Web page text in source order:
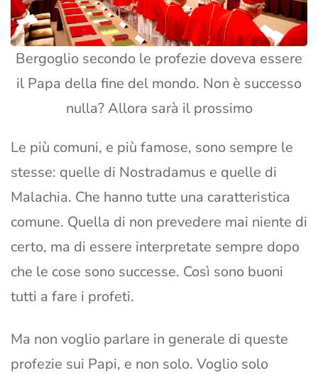
Bergoglio secondo le profezie doveva essere
il Papa della fine del mondo. Non è successo
nulla? Allora sarà il prossimo
Le più comuni, e più famose, sono sempre le
stesse: quelle di Nostradamus e quelle di
Malachia. Che hanno tutte una caratteristica
comune. Quella di non prevedere mai niente di
certo, ma di essere interpretate sempre dopo
che le cose sono successe. Così sono buoni
tutti a fare i profeti.
Ma non voglio parlare in generale di queste
profezie sui Papi, e non solo. Voglio solo